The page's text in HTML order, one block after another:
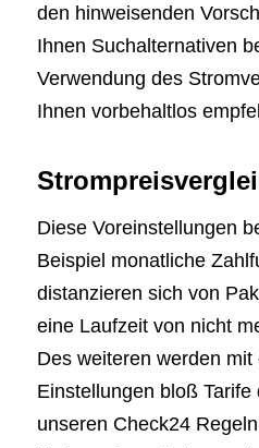
den hinweisenden
Ihnen Suchalternativen
Verwendung des
Ihnen vorbehaltlos
Diese Voreinstellungen
Beispiel monatliche
distanzieren sich von
eine Laufzeit von nicht
Des weiteren werden mit
Einstellungen bloß
unseren Check24